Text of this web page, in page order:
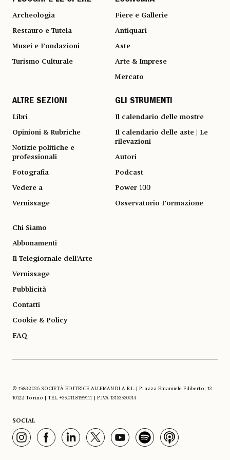
Archeologia
Restauro e Tutela
Musei e Fondazioni
Turismo Culturale
Fiere e Gallerie
Antiquari
Aste
Arte & Imprese
Mercato
ALTRE SEZIONI
Libri
Opinioni & Rubriche
Notizie politiche e
professionali
Fotografia
Vedere a
Vernissage
GLI STRUMENTI
Il calendario delle mostre
Il calendario delle aste | Le
rilevazioni
Autori
Podcast
Power 100
Osservatorio Formazione
Chi Siamo
Abbonamenti
Il Telegiornale dell'Arte
Vernissage
Pubblicità
Contatti
Cookie & Policy
FAQ
© 1983-2026 SOCIETÀ EDITRICE ALLEMANDI A R.L. | Piazza Emanuele Filiberto, 13
10122 Torino | TEL. +39.011.819.9111 | P.IVA 13153930014
SOCIAL